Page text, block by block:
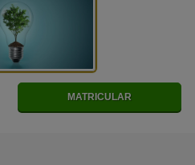
MATRICULAR